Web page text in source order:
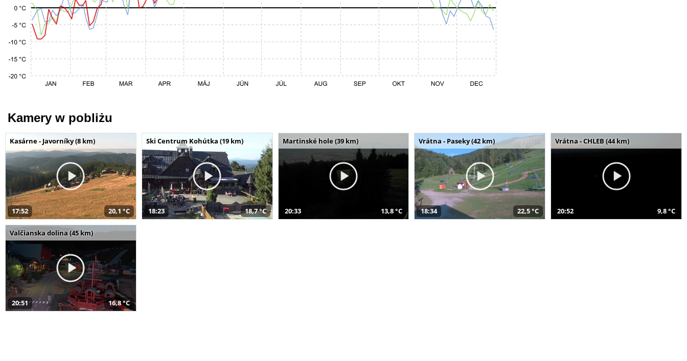
Kamery w pobliżu
Kasárne - Javorníky (8 km)
17:52 20,1 °C
Ski Centrum Kohútka (19 km)
18:23 18,7 °C
Martinské hole (39 km)
20:33 13,8 °C
Vrátna - Paseky (42 km)
18:34 22,5 °C
Vrátna - CHLEB (44 km)
20:52 9,8 °C
Valčianska dolina (45 km)
20:51 16,8 °C